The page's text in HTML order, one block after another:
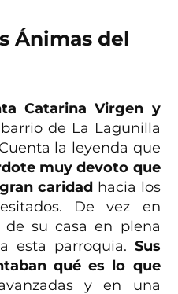
Ánimas del
Catarina Virgen y
de La Lagunilla
la leyenda que
muy devoto que
caridad hacia los
De vez en
su casa en plena
esta parroquia. Sus
qué es lo que
y en una